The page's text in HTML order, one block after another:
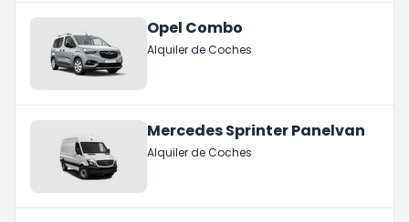
Opel Combo
Alquiler de Coches
Mercedes Sprinter Panelvan
Alquiler de Coches